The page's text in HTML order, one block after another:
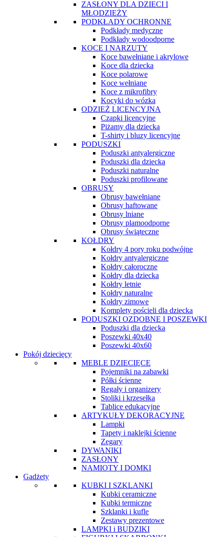
ZASŁONY DLA DZIECI I
MŁODZIEŻY
PODKŁADY OCHRONNE
Podkłady medyczne
Podkłady wodoodporne
KOCE I NARZUTY
Koce bawełniane i akrylowe
Koce dla dziecka
Koce polarowe
Koce wełniane
Koce z mikrofibry
Kocyki do wózka
ODZIEŻ LICENCYJNA
Czapki licencyjne
Piżamy dla dziecka
T-shirty i bluzy licencyjne
PODUSZKI
Poduszki antyalergiczne
Poduszki dla dziecka
Poduszki naturalne
Poduszki profilowane
OBRUSY
Obrusy bawełniane
Obrusy haftowane
Obrusy lniane
Obrusy plamoodporne
Obrusy świąteczne
KOŁDRY
Kołdry 4 pory roku podwójne
Kołdry antyalergiczne
Kołdry całoroczne
Kołdry dla dziecka
Kołdry letnie
Kołdry naturalne
Kołdry zimowe
Komplety pościeli dla dziecka
PODUSZKI OZDOBNE I POSZEWKI
Poduszki dla dziecka
Poszewki 40x40
Poszewki 40x60
Pokój dziecięcy
MEBLE DZIECIĘCE
Pojemniki na zabawki
Półki ścienne
Regały i organizery
Stoliki i krzesełka
Tablice edukacyjne
ARTYKUŁY DEKORACYJNE
Lampki
Tapety i naklejki ścienne
Zegary
DYWANIKI
ZASŁONY
NAMIOTY I DOMKI
Gadżety
KUBKI I SZKLANKI
Kubki ceramiczne
Kubki termiczne
Szklanki i kufle
Zestawy prezentowe
LAMPKI i BUDZIKI